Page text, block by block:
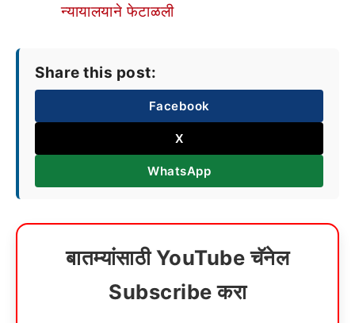
न्यायालयाने फेटाळली
Share this post:
Facebook
X
WhatsApp
बातम्यांसाठी YouTube चॅनेल
Subscribe करा